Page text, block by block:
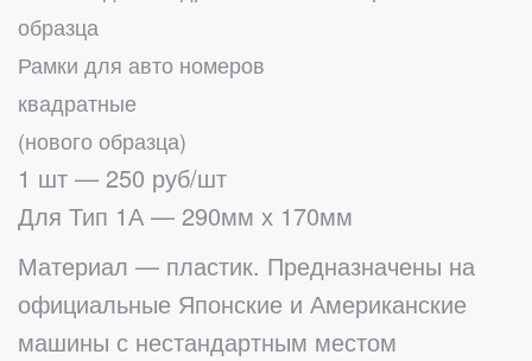
Рамки для авто номеров
квадратные
(нового образца)
1 шт — 250 руб/шт
Для Тип 1А — 290мм х 170мм
Материал — пластик. Предназначены на
официальные Японские и Американские
машины с нестандартным местом